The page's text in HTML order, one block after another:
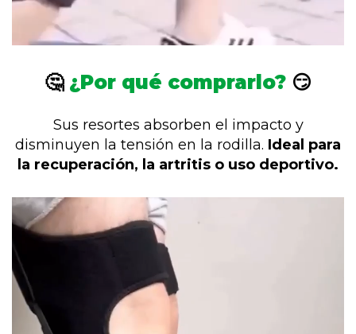
🤔 ¿Por qué comprarlo? 😏
Sus resortes absorben el impacto y
disminuyen la tensión en la rodilla. Ideal para
la recuperación, la artritis o uso deportivo.